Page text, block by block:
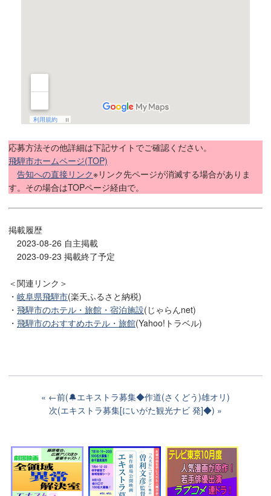
応募方法その他詳細は下記サイトでご確認ください。
飛騨市ホームページ(TOP)
告知への直接リンク※リンク先ページが消滅する場合がありま
す。その場合はTOPページ経由で。
掲載履歴
2023-08-26 自主掲載
2023-09-23 掲載終了予定
＜関連リンク＞
・ 岐阜県飛騨市(楽天ふるさと納税)
・ 飛騨市のホテル・旅館・宿泊施設(じゃらんnet)
・ 飛騨市のおすすめホテル・旅館(Yahoo!トラベル)
←前(🔔エキストラ募集◆作道(さくどう)雄オリ)
次(エキストラ募集[にいがた観光ナビ 発]◆)